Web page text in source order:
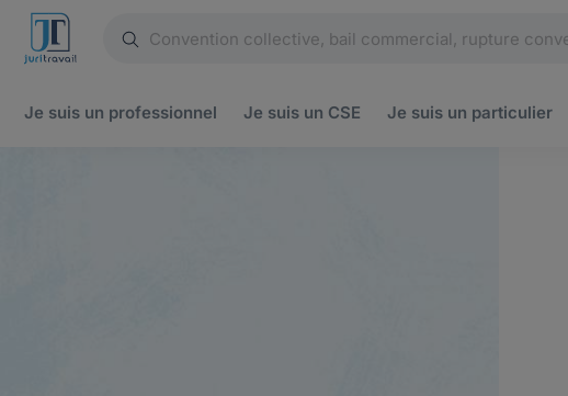
Je suis un professionnel Je suis un CSE Je suis un particulier